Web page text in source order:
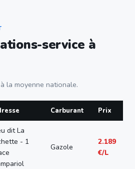
service à
la moyenne nationale.
Carburant Prix
dit La
- 1
Gazole
2.189
€/L